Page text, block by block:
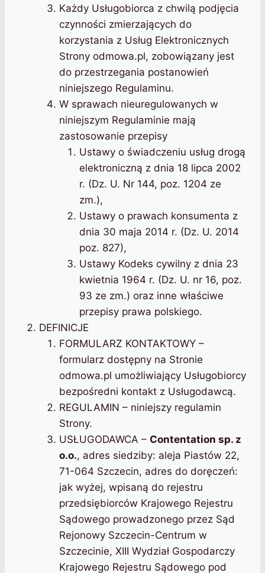
Każdy Usługobiorca z chwilą podjęcia
czynności zmierzających do
korzystania z Usług Elektronicznych
Strony odmowa.pl, zobowiązany jest
do przestrzegania postanowień
niniejszego Regulaminu.
W sprawach nieuregulowanych w
niniejszym Regulaminie mają
zastosowanie przepisy
Ustawy o świadczeniu usług drogą
elektroniczną z dnia 18 lipca 2002
r. (Dz. U. Nr 144, poz. 1204 ze
zm.),
Ustawy o prawach konsumenta z
dnia 30 maja 2014 r. (Dz. U. 2014
poz. 827),
Ustawy Kodeks cywilny z dnia 23
kwietnia 1964 r. (Dz. U. nr 16, poz.
93 ze zm.) oraz inne właściwe
przepisy prawa polskiego.
DEFINICJE
FORMULARZ KONTAKTOWY –
formularz dostępny na Stronie
odmowa.pl umożliwiający Usługobiorcy
bezpośredni kontakt z Usługodawcą.
REGULAMIN – niniejszy regulamin
Strony.
USŁUGODAWCA – Contentation sp. z
o.o., adres siedziby: aleja Piastów 22,
71-064 Szczecin, adres do doręczeń:
jak wyżej, wpisaną do rejestru
przedsiębiorców Krajowego Rejestru
Sądowego prowadzonego przez Sąd
Rejonowy Szczecin-Centrum w
Szczecinie, XIII Wydział Gospodarczy
Krajowego Rejestru Sądowego pod